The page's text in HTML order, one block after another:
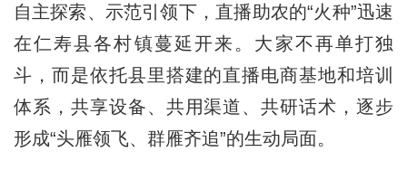
自主探索、示范引领下，直播助农的“火种”迅速
在仁寿县各村镇蔓延开来。大家不再单打独
斗，而是依托县里搭建的直播电商基地和培训
体系，共享设备、共用渠道、共研话术，逐步
形成“头雁领飞、群雁齐追”的生动局面。